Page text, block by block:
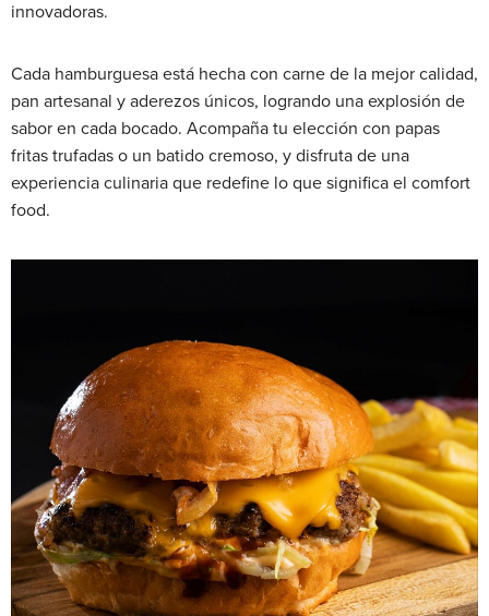
innovadoras.
Cada hamburguesa está hecha con carne de la mejor calidad,
pan artesanal y aderezos únicos, logrando una explosión de
sabor en cada bocado. Acompaña tu elección con papas
fritas trufadas o un batido cremoso, y disfruta de una
experiencia culinaria que redefine lo que significa el comfort
food.